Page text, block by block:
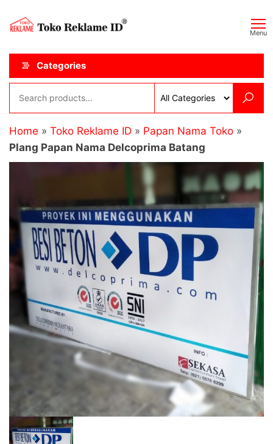
content
ID
Menu
Categories
Home » Toko Reklame ID » Papan Nama Toko »
Plang Papan Nama Delcoprima Batang